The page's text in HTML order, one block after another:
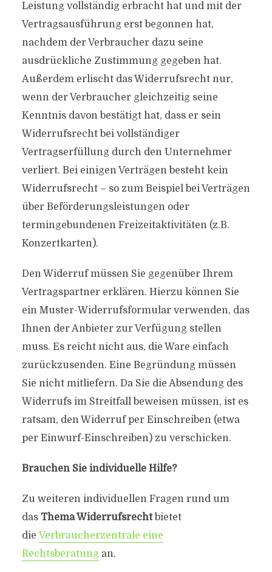
Leistung vollständig erbracht hat und mit der
Vertragsausführung erst begonnen hat,
nachdem der Verbraucher dazu seine
ausdrückliche Zustimmung gegeben hat.
Außerdem erlischt das Widerrufsrecht nur,
wenn der Verbraucher gleichzeitig seine
Kenntnis davon bestätigt hat, dass er sein
Widerrufsrecht bei vollständiger
Vertragserfüllung durch den Unternehmer
verliert. Bei einigen Verträgen besteht kein
Widerrufsrecht – so zum Beispiel bei Verträgen
über Beförderungsleistungen oder
termingebundenen Freizeitaktivitäten (z.B.
Konzertkarten).
Den Widerruf müssen Sie gegenüber Ihrem
Vertragspartner erklären. Hierzu können Sie
ein Muster-Widerrufsformular verwenden, das
Ihnen der Anbieter zur Verfügung stellen
muss. Es reicht nicht aus, die Ware einfach
zurückzusenden. Eine Begründung müssen
Sie nicht mitliefern. Da Sie die Absendung des
Widerrufs im Streitfall beweisen müssen, ist es
ratsam, den Widerruf per Einschreiben (etwa
per Einwurf-Einschreiben) zu verschicken.
Brauchen Sie individuelle Hilfe?
Zu weiteren individuellen Fragen rund um
das Thema Widerrufsrechtbietet
die Verbraucherzentrale eine
Rechtsberatungan.